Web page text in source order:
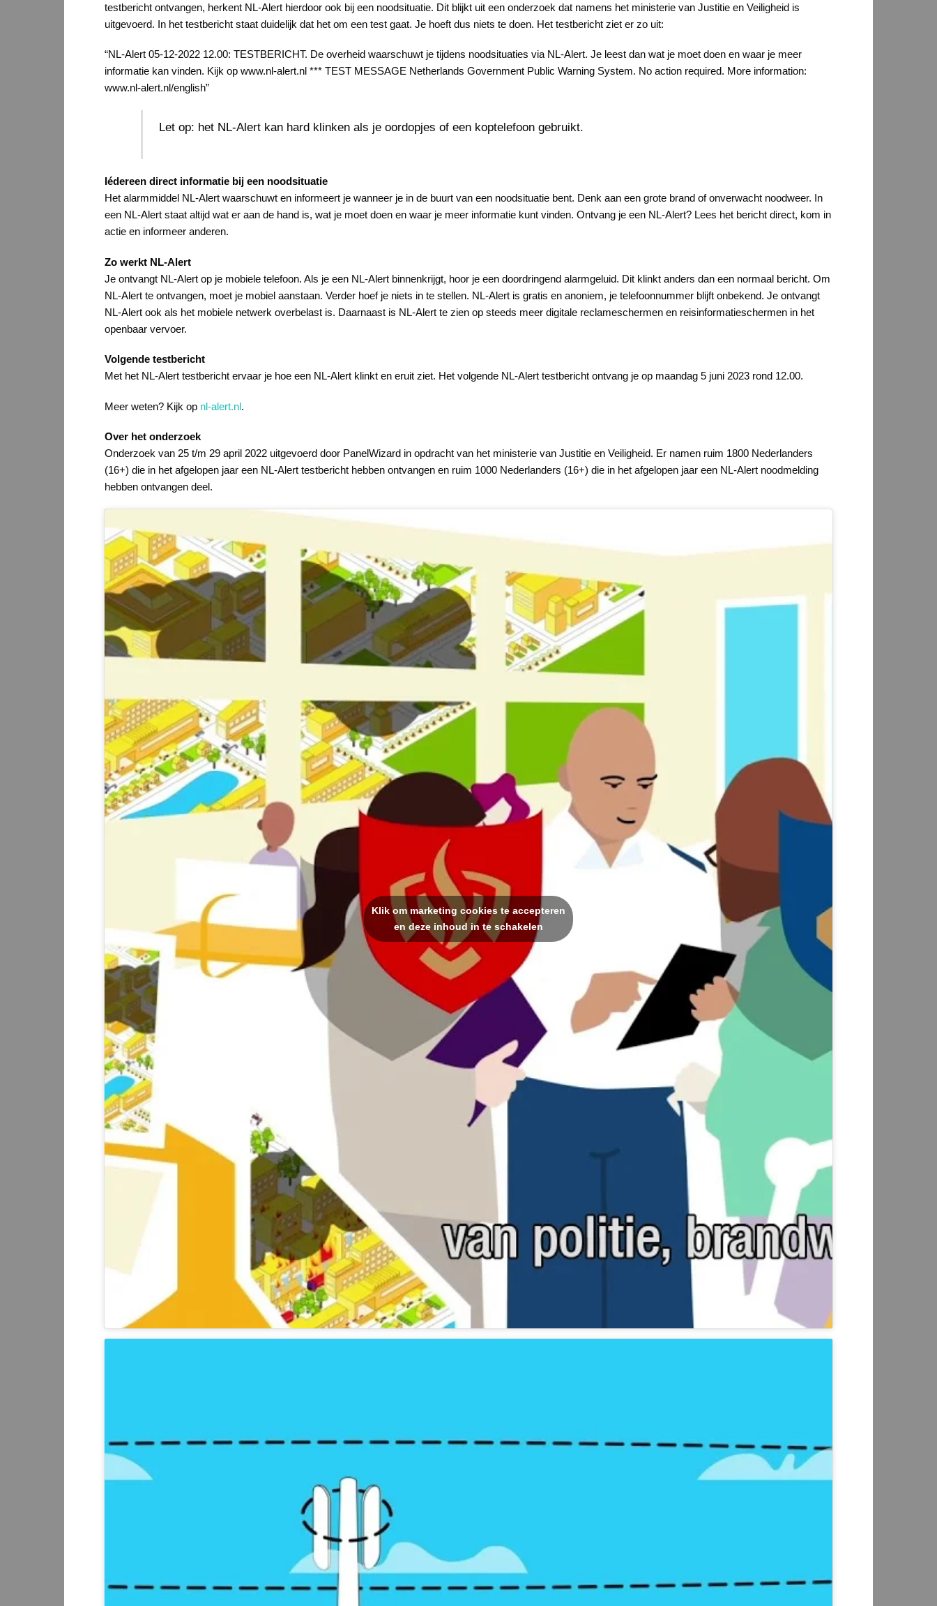
testbericht ontvangen, herkent NL-Alert hierdoor ook bij een noodsituatie. Dit blijkt uit een onderzoek dat namens het ministerie van Justitie en Veiligheid is
uitgevoerd. In het testbericht staat duidelijk dat het om een test gaat. Je hoeft dus niets te doen. Het testbericht ziet er zo uit:
“NL-Alert 05-12-2022 12.00: TESTBERICHT. De overheid waarschuwt je tijdens noodsituaties via NL-Alert. Je leest dan wat je moet doen en waar je meer
informatie kan vinden. Kijk op www.nl-alert.nl *** TEST MESSAGE Netherlands Government Public Warning System. No action required. More information:
www.nl-alert.nl/english”
Let op: het NL-Alert kan hard klinken als je oordopjes of een koptelefoon gebruikt.
Iédereen direct informatie bij een noodsituatie
Het alarmmiddel NL-Alert waarschuwt en informeert je wanneer je in de buurt van een noodsituatie bent. Denk aan een grote brand of onverwacht noodweer. In
een NL-Alert staat altijd wat er aan de hand is, wat je moet doen en waar je meer informatie kunt vinden. Ontvang je een NL-Alert? Lees het bericht direct, kom in
actie en informeer anderen.
Zo werkt NL-Alert
Je ontvangt NL-Alert op je mobiele telefoon. Als je een NL-Alert binnenkrijgt, hoor je een doordringend alarmgeluid. Dit klinkt anders dan een normaal bericht. Om
NL-Alert te ontvangen, moet je mobiel aanstaan. Verder hoef je niets in te stellen. NL-Alert is gratis en anoniem, je telefoonnummer blijft onbekend. Je ontvangt
NL-Alert ook als het mobiele netwerk overbelast is. Daarnaast is NL-Alert te zien op steeds meer digitale reclameschermen en reisinformatieschermen in het
openbaar vervoer.
Volgende testbericht
Met het NL-Alert testbericht ervaar je hoe een NL-Alert klinkt en eruit ziet. Het volgende NL-Alert testbericht ontvang je op maandag 5 juni 2023 rond 12.00.
Meer weten? Kijk op nl-alert.nl.
Over het onderzoek
Onderzoek van 25 t/m 29 april 2022 uitgevoerd door PanelWizard in opdracht van het ministerie van Justitie en Veiligheid. Er namen ruim 1800 Nederlanders
(16+) die in het afgelopen jaar een NL-Alert testbericht hebben ontvangen en ruim 1000 Nederlanders (16+) die in het afgelopen jaar een NL-Alert noodmelding
hebben ontvangen deel.
Klik om marketing cookies te accepteren
en deze inhoud in te schakelen